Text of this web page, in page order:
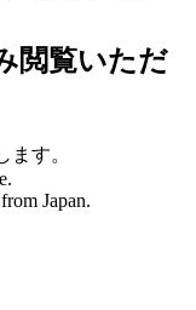
閲覧いただ
ます。
Japan.